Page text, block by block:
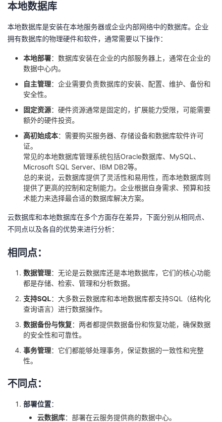
注
的
开
我
的
课
我
的
我
验
收
藏
的
Programs
我
我
的
技
术
我
的
云
议
本地数据库
本地数据库是安装在本地服务器或企业内部网络中的数据库。企业
拥有数据库的物理硬件和软件，通常需要以下操作：
本地部署：数据库安装在企业的内部服务器上，通常在企业的
数据中心内。
自主管理：企业需要负责数据库的安装、配置、维护、备份和
安全性。
固定资源：硬件资源通常是固定的，扩展能力受限，可能需要
额外的硬件投资。
高初始成本：需要购买服务器、存储设备和数据库软件许可
证。
常见的本地数据库管理系统包括Oracle数据库、MySQL、
Microsoft SQL Server、IBM DB2等。
总的来说，云数据库提供了灵活性和易用性，而本地数据库则
提供了更高的控制和定制能力。企业根据自身需求、预算和技
术能力来选择最合适的数据库解决方案。
云数据库和本地数据库在多个方面存在差异，下面分别从相同点、
不同点以及各自的优势来进行分析：
相同点：
数据管理：无论是云数据库还是本地数据库，它们的核心功能
都是存储、检索、管理和分析数据。
支持SQL：大多数云数据库和本地数据库都支持SQL（结构化
查询语言）进行数据操作。
数据备份与恢复：两者都提供数据备份和恢复功能，确保数据
的安全性和可靠性。
事务管理：它们都能够处理事务，保证数据的一致性和完整
性。
不同点：
部署位置：
云数据库：部署在云服务提供商的数据中心。